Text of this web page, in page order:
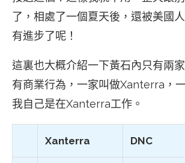
了，相處了一個夏天後，還被美國
有進步了呢！
這裏也大概介紹一下黃石內只有兩
有商業行為，一家叫做Xanterra，
我自己是在Xanterra工作。
Xanterra DNC